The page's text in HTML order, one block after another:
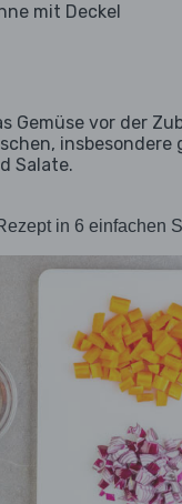
mit Deckel
Gemüse vor der
insbesondere
Salate.
in 6 einfachen